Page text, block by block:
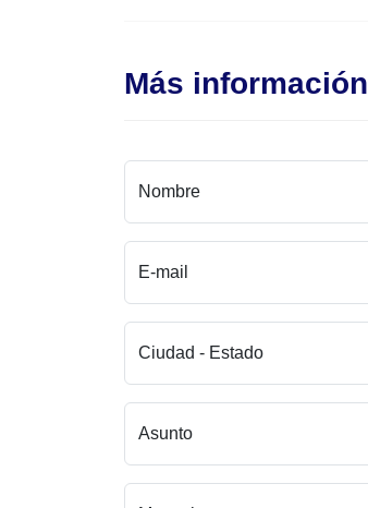
Más información
Nombre
E-mail
Ciudad - Estado
Asunto